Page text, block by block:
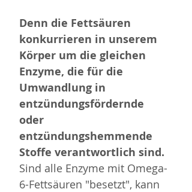
Denn die Fettsäuren
konkurrieren in unserem
Körper um die gleichen
Enzyme, die für die
Umwandlung in
entzündungsfördernde
oder
entzündungshemmende
Stoffe verantwortlich sind.
Sind alle Enzyme mit Omega-
6-Fettsäuren "besetzt", kann